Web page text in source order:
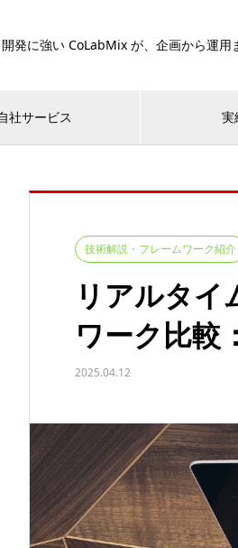
発に強い CoLabMix が、企画から運用
社サービス 実
技術解説・フレームワーク紹介
リアルタイ
ワーク比
2025.04.12